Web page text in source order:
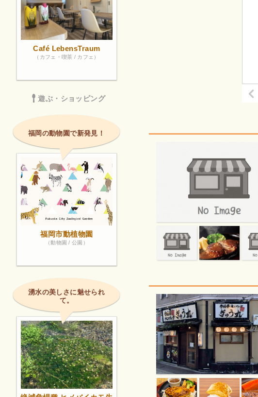
Café LebensTraum
（カフェ・喫茶 / カフェ）
遊ぶ・ショッピング
福岡の動物園で新発見！
福岡市動植物園
（動物園 / 公園）
湧水の美しさに魅せられ
て。